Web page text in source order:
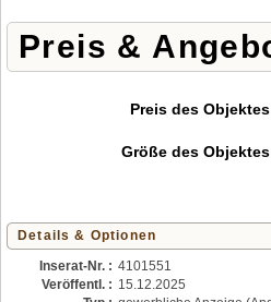
Preis &
Preis des
Größe des
Details & Optionen
Inserat-Nr. : 4101551
Veröffentl. : 15.12.2025